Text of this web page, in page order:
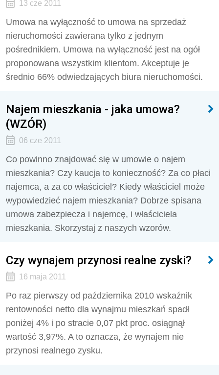
13 cze 2011
Umowa na wyłączność to umowa na sprzedaż
nieruchomości zawierana tylko z jednym
pośrednikiem. Umowa na wyłączność jest na ogół
proponowana wszystkim klientom. Akceptuje je
średnio 66% odwiedzających biura nieruchomości.
Najem mieszkania - jaka umowa?
(WZÓR)
06 cze 2011
Co powinno znajdować się w umowie o najem
mieszkania? Czy kaucja to konieczność? Za co płaci
najemca, a za co właściciel? Kiedy właściciel może
wypowiedzieć najem mieszkania? Dobrze spisana
umowa zabezpiecza i najemcę, i właściciela
mieszkania. Skorzystaj z naszych wzorów.
Czy wynajem przynosi realne zyski?
16 maja 2011
Po raz pierwszy od października 2010 wskaźnik
rentowności netto dla wynajmu mieszkań spadł
poniżej 4% i po stracie 0,07 pkt proc. osiągnął
wartość 3,97%. A to oznacza, że wynajem nie
przynosi realnego zysku.